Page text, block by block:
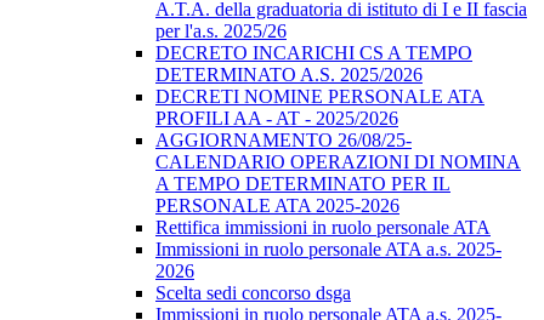
A.T.A. della graduatoria di istituto di I e II fascia
per l'a.s. 2025/26
DECRETO INCARICHI CS A TEMPO
DETERMINATO A.S. 2025/2026
DECRETI NOMINE PERSONALE ATA
PROFILI AA - AT - 2025/2026
AGGIORNAMENTO 26/08/25-
CALENDARIO OPERAZIONI DI NOMINA
A TEMPO DETERMINATO PER IL
PERSONALE ATA 2025-2026
Rettifica immissioni in ruolo personale ATA
Immissioni in ruolo personale ATA a.s. 2025-
2026
Scelta sedi concorso dsga
Immissioni in ruolo personale ATA a.s. 2025-